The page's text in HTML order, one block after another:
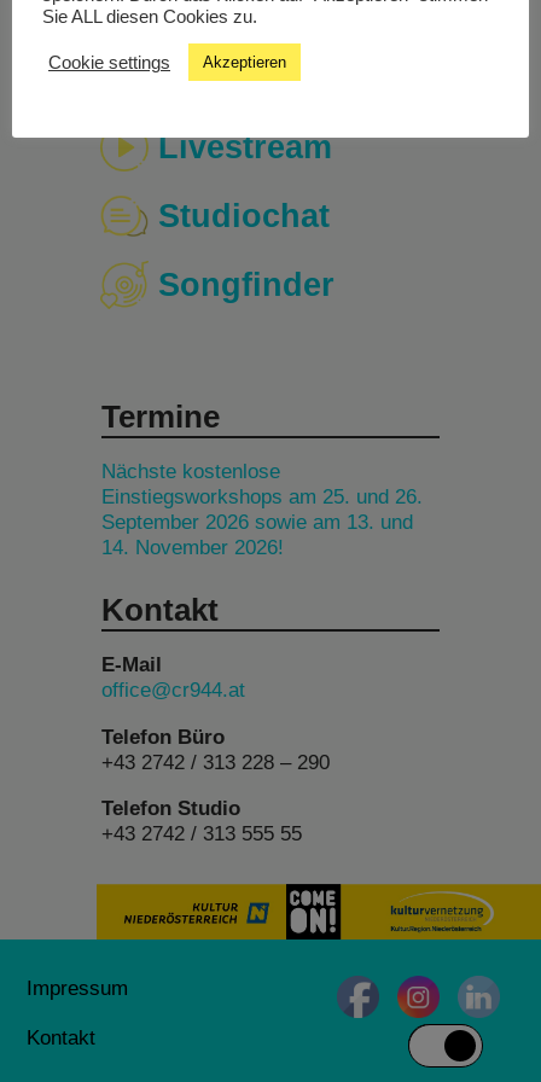
Livestream
Studiochat
Songfinder
Termine
Nächste kostenlose
Einstiegsworkshops am 25. und 26.
September 2026 sowie am 13. und
14. November 2026!
Kontakt
E-Mail
office@cr944.at
Telefon Büro
+43 2742 / 313 228 – 290
Telefon Studio
+43 2742 / 313 555 55
Impressum
Kontakt
Sie ALL diesen Cookies zu.
Cookie settings Akzeptieren